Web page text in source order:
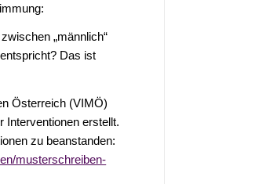
„männlich“
Das ist
Österreich (VIMÖ)
Interventionen erstellt.
zu beanstanden:
musterschreiben-